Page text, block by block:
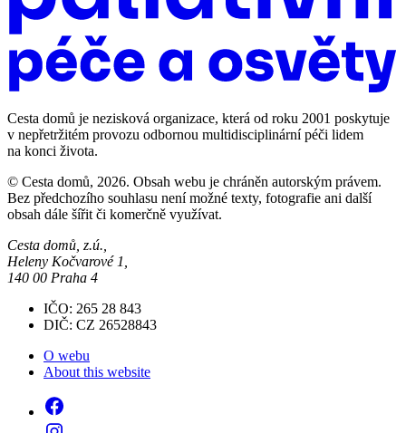
Cesta domů je nezisková organizace, která od roku 2001 poskytuje
v nepřetržitém provozu odbornou multidisciplinární péči lidem
na konci života.
© Cesta domů, 2026. Obsah webu je chráněn autorským právem.
Bez předchozího souhlasu není možné texty, fotografie ani další
obsah dále šířit či komerčně využívat.
Cesta domů, z.ú.,
Heleny Kočvarové 1,
140 00 Praha 4
IČO: 265 28 843
DIČ: CZ 26528843
O webu
About this website